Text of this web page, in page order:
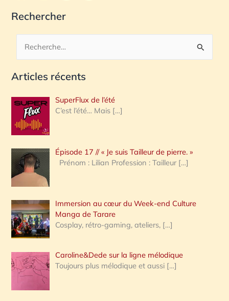
Rechercher
c
e
r
c
h
e
:
Articles récents
SuperFlux de l’été
C’est l’été… Mais […]
Épisode 17 // « Je suis Tailleur de pierre. »
Prénom : Lilian Profession : Tailleur […]
Immersion au cœur du Week-end Culture
Manga de Tarare
Cosplay, rétro-gaming, ateliers, […]
Caroline&Dede sur la ligne mélodique
Toujours plus mélodique et aussi […]